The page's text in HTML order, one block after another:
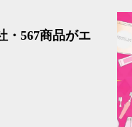
・567商品がエ